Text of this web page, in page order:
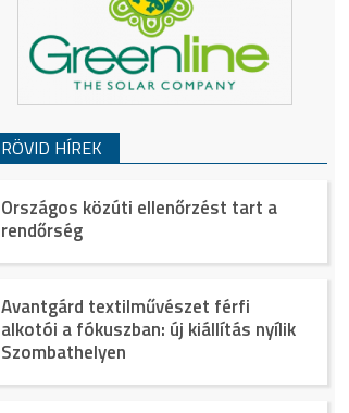
RÖVID HÍREK
Országos közúti ellenőrzést tart a
rendőrség
Avantgárd textilművészet férfi
alkotói a fókuszban: új kiállítás nyílik
Szombathelyen